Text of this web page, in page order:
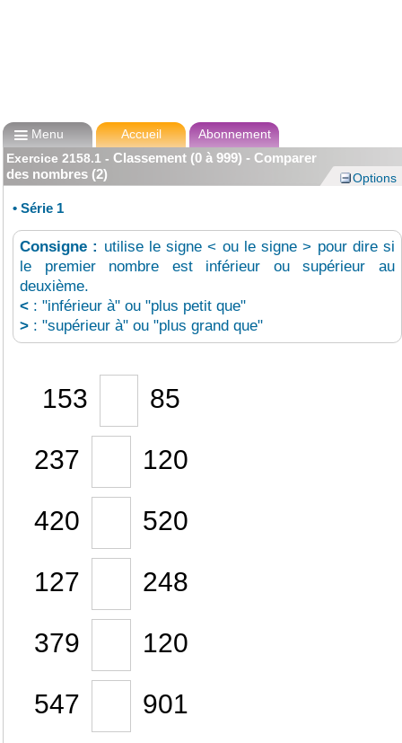
Menu Accueil
Abonnement
Exercice 2158.1 - Classement (0 à 999) - Comparer
des nombres (2)
Options
• Série 1
Consigne : utilise le signe < ou le signe > pour dire si
le premier nombre est inférieur ou supérieur au
deuxième.
< : "inférieur à" ou "plus petit que"
> : "supérieur à" ou "plus grand que"
153 85
237 120
420 520
127 248
379 120
547 901